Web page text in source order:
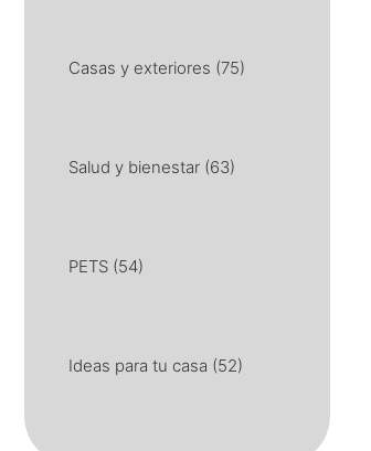
Casas y exteriores (75)
Salud y bienestar (63)
PETS (54)
Ideas para tu casa (52)